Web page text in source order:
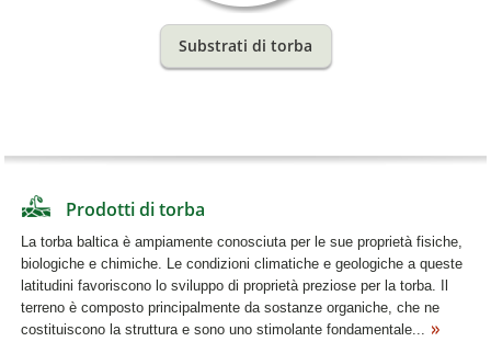
Substrati di torba
Prodotti di torba
La torba baltica è ampiamente conosciuta per le sue proprietà fisiche,
biologiche e chimiche. Le condizioni climatiche e geologiche a queste
latitudini favoriscono lo sviluppo di proprietà preziose per la torba. Il
terreno è composto principalmente da sostanze organiche, che ne
costituiscono la struttura e sono uno stimolante fondamentale...